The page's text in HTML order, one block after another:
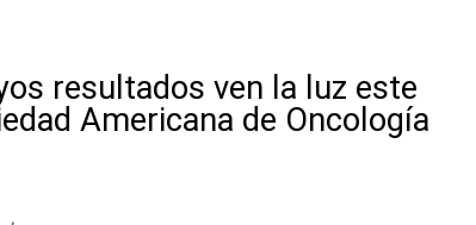
resultados ven la luz este
Americana de Oncología